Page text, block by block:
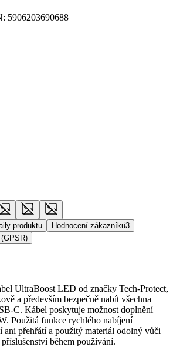
5906203690688
produktu Hodnocení zákazníků3
UltraBoost LED od značky Tech-Protect,
a především bezpečně nabít všechna
C. Kábel poskytuje možnost doplnění
Použitá funkce rychlého nabíjení
ani přehřátí a použitý materiál odolný vůči
během používání.